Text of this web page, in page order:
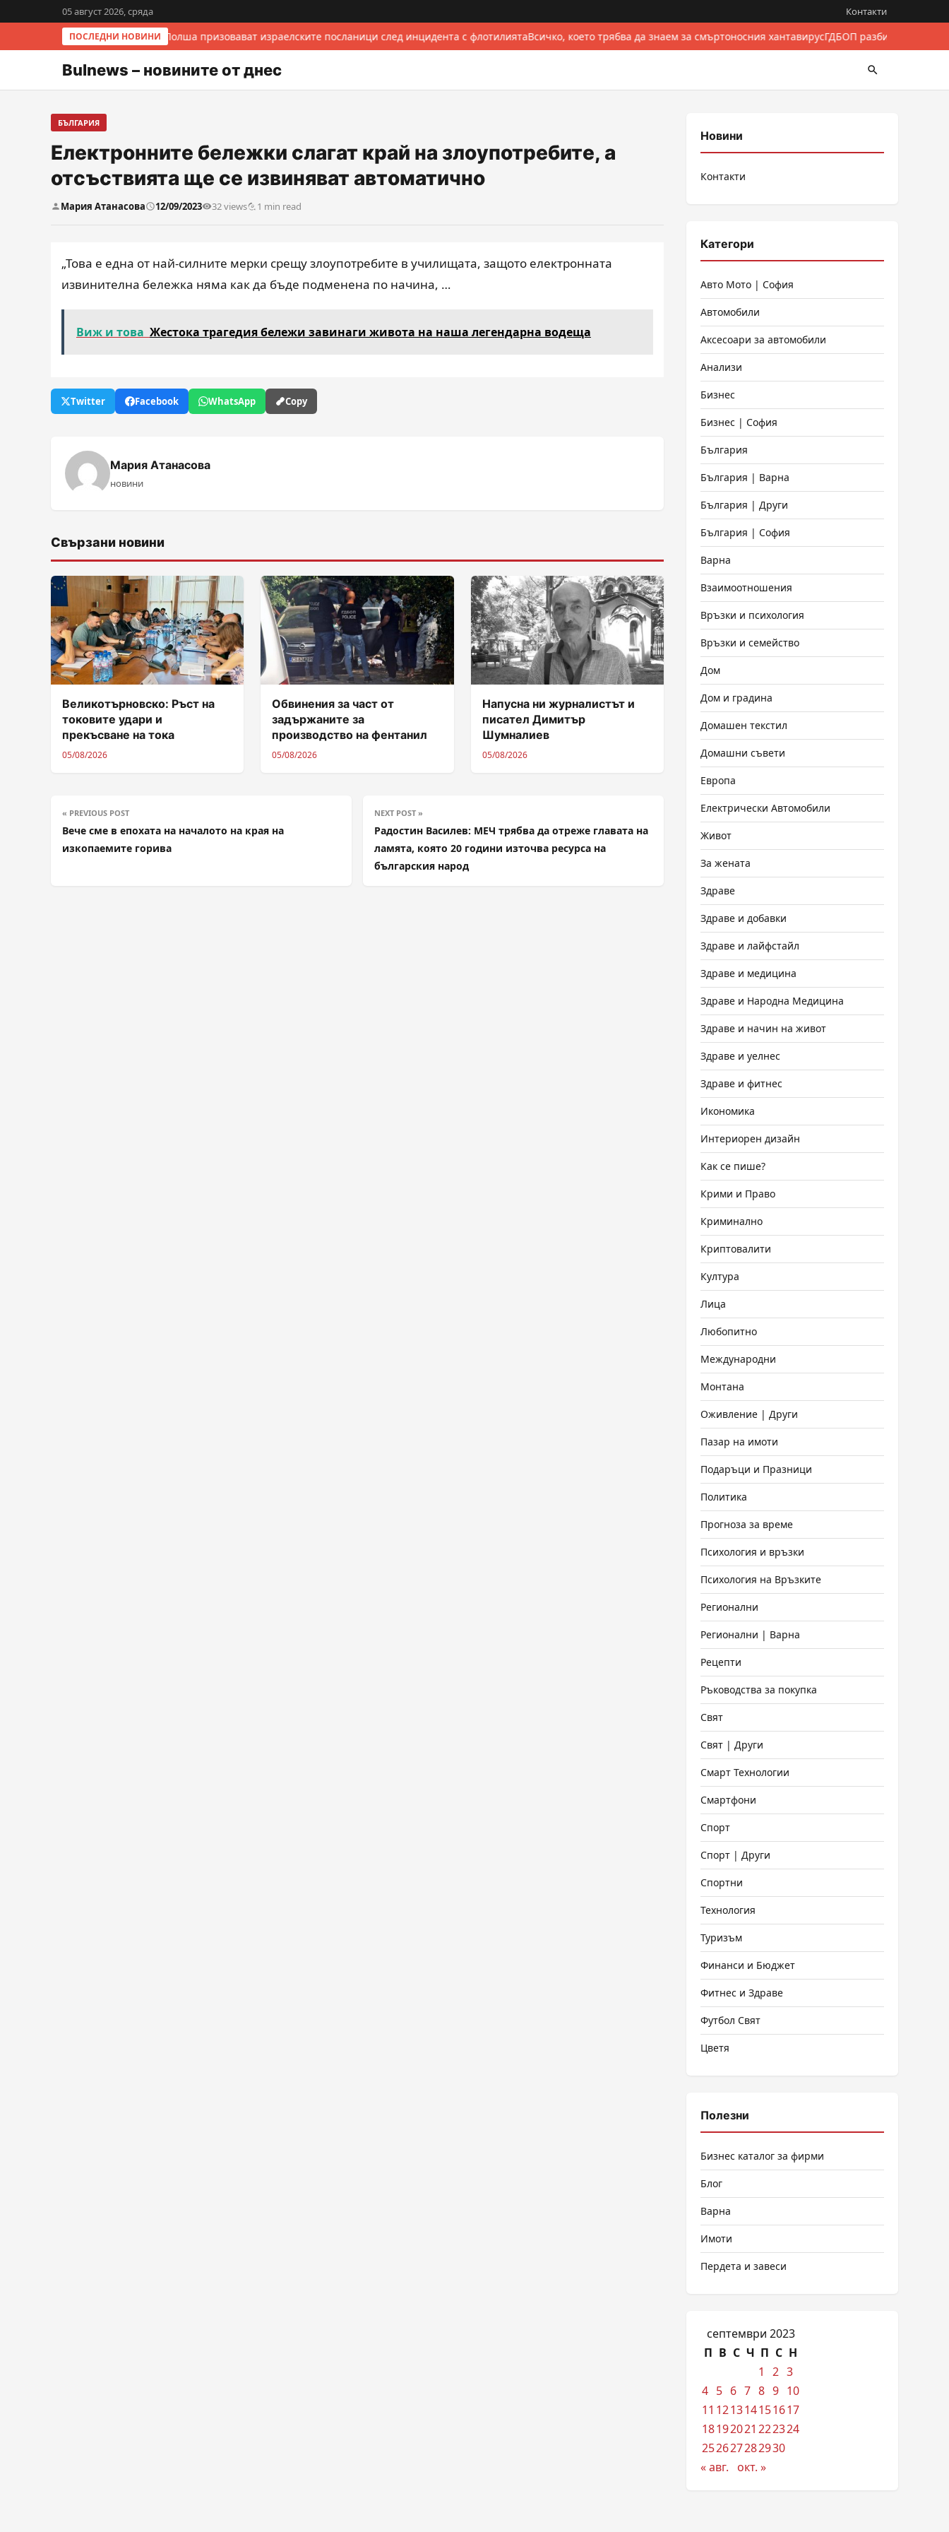
05 август 2026, сряда Контакти
ПОСЛЕДНИ НОВИНИ
Италия и Полша призовават израелските посланици след инцидента с флотилиятаВсичко, което трябва да знаем за смъртоносния хантавирусГДБОП разби
Bulnews – новините от днес
БЪЛГАРИЯ
Електронните бележки слагат край на злоупотребите, а
отсъствията ще се извиняват автоматично
Мария Атанасова 12/09/2023 32 views 1 min read
„Това е една от най-силните мерки срещу злоупотребите в училищата, защото електронната
извинителна бележка няма как да бъде подменена по начина, …
Виж и това Жестока трагедия бележи завинаги живота на наша легендарна водеща
Twitter Facebook WhatsApp Copy
Мария Атанасова
новини
Свързани новини
Великотърновско: Ръст на
токовите удари и
прекъсване на тока
05/08/2026
Обвинения за част от
задържаните за
производство на фентанил
05/08/2026
Напусна ни журналистът и
писател Димитър
Шумналиев
05/08/2026
« PREVIOUS POST
Вече сме в епохата на началото на края на
изкопаемите горива
NEXT POST »
Радостин Василев: МЕЧ трябва да отреже главата на
ламята, която 20 години източва ресурса на
българския народ
Новини
Контакти
Категори
Авто Мото | София
Автомобили
Аксесоари за автомобили
Анализи
Бизнес
Бизнес | София
България
България | Варна
България | Други
България | София
Варна
Взаимоотношения
Връзки и психология
Връзки и семейство
Дом
Дом и градина
Домашен текстил
Домашни съвети
Европа
Електрически Автомобили
Живот
За жената
Здраве
Здраве и добавки
Здраве и лайфстайл
Здраве и медицина
Здраве и Народна Медицина
Здраве и начин на живот
Здраве и уелнес
Здраве и фитнес
Икономика
Интериорен дизайн
Как се пише?
Крими и Право
Криминално
Криптовалити
Култура
Лица
Любопитно
Международни
Монтана
Оживление | Други
Пазар на имоти
Подаръци и Празници
Политика
Прогноза за време
Психология и връзки
Психология на Връзките
Регионални
Регионални | Варна
Рецепти
Ръководства за покупка
Свят
Свят | Други
Смарт Технологии
Смартфони
Спорт
Спорт | Други
Спортни
Технология
Туризъм
Финанси и Бюджет
Фитнес и Здраве
Футбол Свят
Цветя
Полезни
Бизнес каталог за фирми
Блог
Варна
Имоти
Пердета и завеси
септември 2023
П В С Ч П С Н
1
2 3
4 5 6 7 8 9 10
11 121314151617
18192021 222324
252627282930
« авг.
окт. »